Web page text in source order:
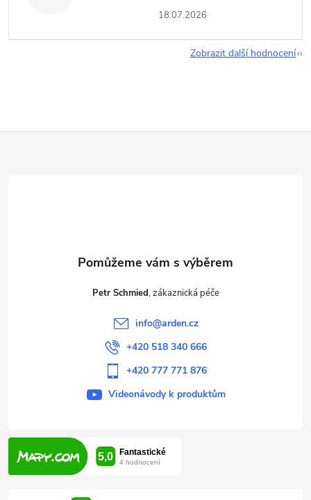
18.07.2026
Zobrazit další hodnocení
Petr Schmied
info@arden.cz
+420 518 340 666
+420 777 771 876
Videonávody k produktům